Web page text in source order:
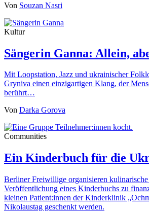
Von Souzan Nasri
Kultur
Sängerin Ganna: Allein,
Mit Loopstation, Jazz und ukrainischer
Gryniva einen einzigartigen Klang, der
berührt…
Von Darka Gorova
Communities
Ein Kinderbuch für die
Berliner Freiwillige organisieren
Veröffentlichung eines Kinderbuchs zu
kleinen Patient:innen der Kinderklinik
Nikolaustag geschenkt werden.